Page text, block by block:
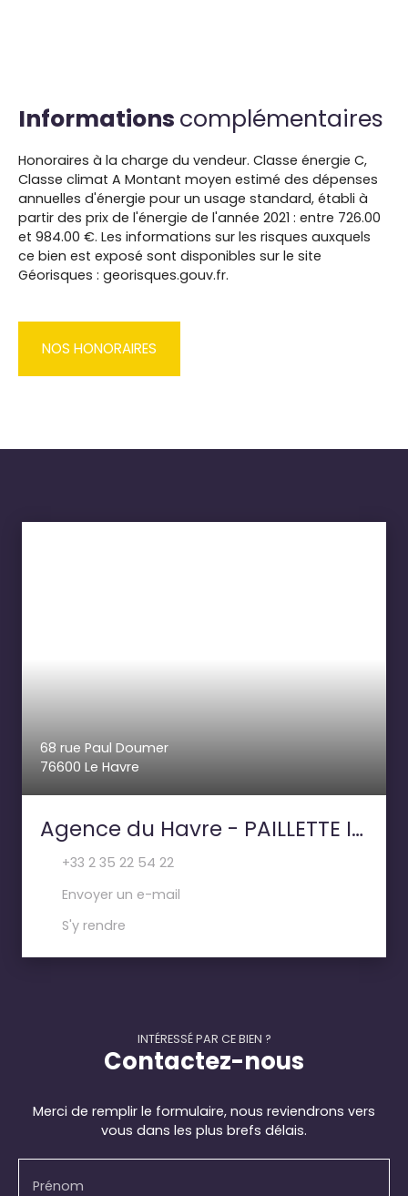
Informations complémentaires
Honoraires à la charge du vendeur. Classe énergie C,
Classe climat A Montant moyen estimé des dépenses
annuelles d'énergie pour un usage standard, établi à
partir des prix de l'énergie de l'année 2021 : entre 726.00
et 984.00 €. Les informations sur les risques auxquels
ce bien est exposé sont disponibles sur le site
Géorisques : georisques.gouv.fr.
NOS HONORAIRES
68 rue Paul Doumer
76600 Le Havre
Agence du Havre - PAILLETTE IMMOBILIER
+33 2 35 22 54 22
Envoyer un e-mail
S'y rendre
INTÉRESSÉ PAR CE BIEN ?
Contactez-nous
Merci de remplir le formulaire, nous reviendrons vers
vous dans les plus brefs délais.
Prénom